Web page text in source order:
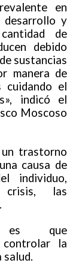
en
desarrollo y
de
debido
sustancias
manera de
cuidando el
indicó el
Moscoso
trastorno
causa de
individuo,
las
es que
la
salud.